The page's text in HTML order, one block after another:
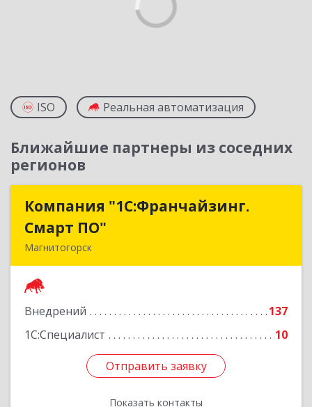
ISO Реальная автоматизация
Ближайшие партнеры из соседних
регионов
Компания "1С:Франчайзинг.
Смарт ПО"
Магнитогорск
Внедрений
137
1С:Специалист
10
Отправить заявку
Показать контакты
Компания "1С:Франчайзинг.
Подробнее
Отправить заявку
Назад